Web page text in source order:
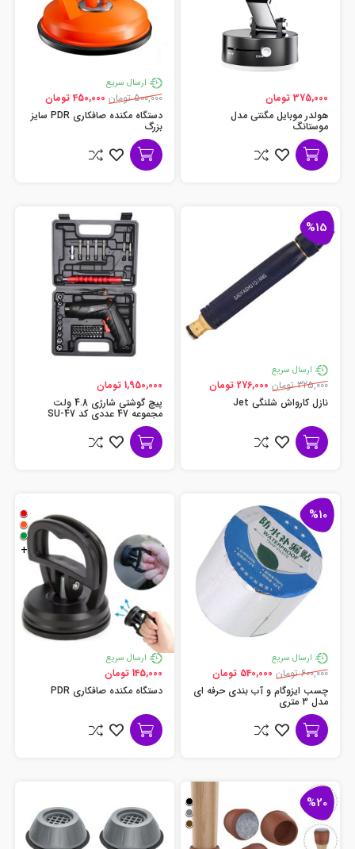
375,000 تومان
هولدر موبایل مگنتی مدل
موستانگ
ارسال سریع
500,000 تومان
450,000 تومان
دستگاه مکنده صافکاری PDR سایز
بزرگ
%15
ارسال سریع
325,000 تومان
276,000 تومان
نازل کارواش شلنگی Jet
1,950,000 تومان
پیچ گوشتی شارژی 4.8 ولت
مجموعه 47 عددی کد SU-47
%10
ارسال سریع
600,000 تومان
540,000 تومان
چسب ایزوگام و آب بندی حرفه ای
مدل 3 متری
+
ارسال سریع
145,000 تومان
دستگاه مکنده صافکاری PDR
%20